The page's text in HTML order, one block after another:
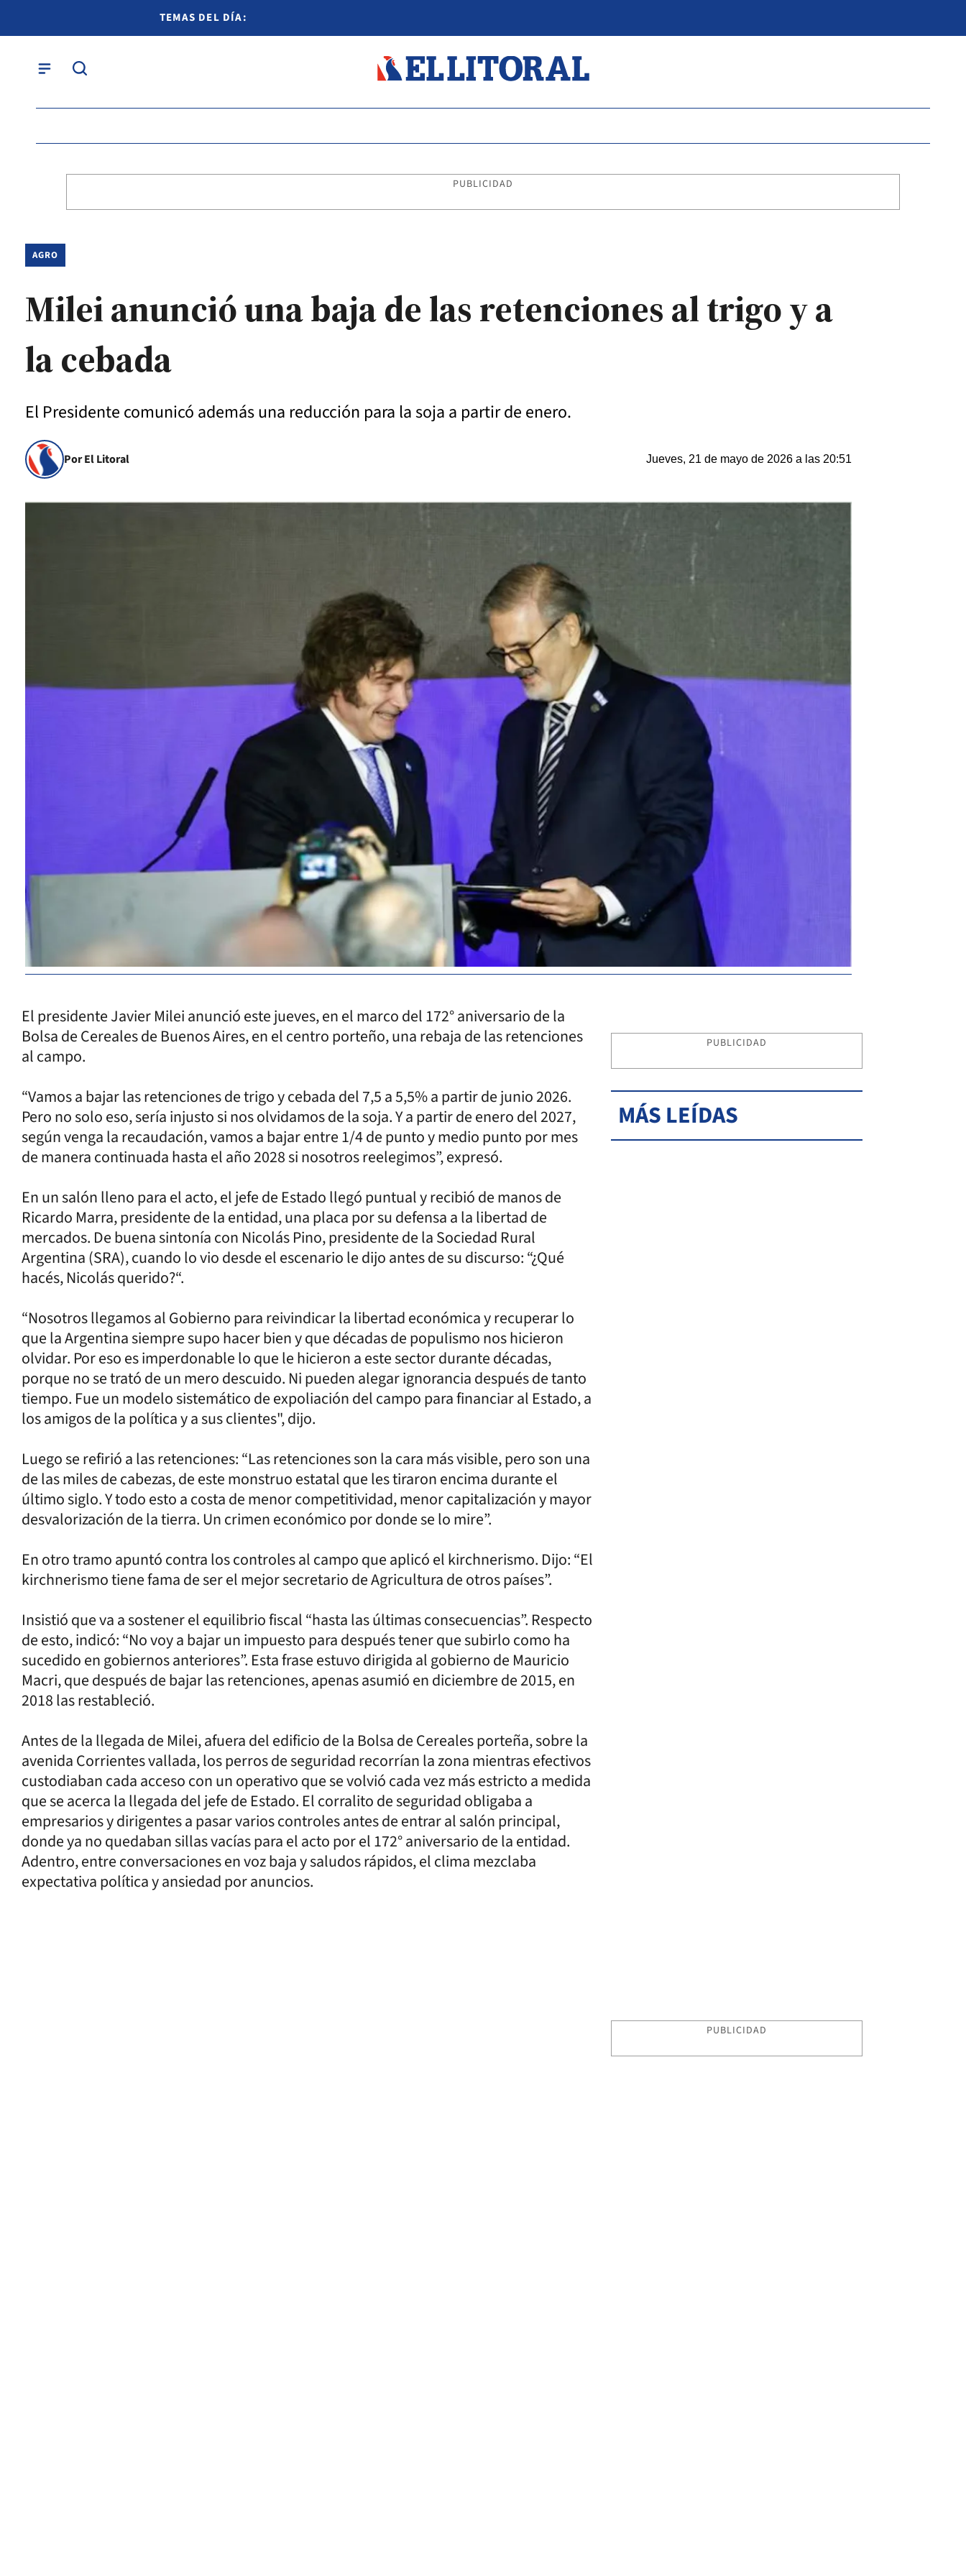
TEMAS DEL DÍA:
PUBLICIDAD
AGRO
Milei anunció una baja de las retenciones al trigo y a
la cebada
El Presidente comunicó además una reducción para la soja a partir de enero.
Por El Litoral Jueves, 21 de mayo de 2026 a las 20:51
El presidente Javier Milei anunció este jueves, en el marco del 172° aniversario de la
Bolsa de Cereales de Buenos Aires, en el centro porteño, una rebaja de las retenciones
al campo.
“Vamos a bajar las retenciones de trigo y cebada del 7,5 a 5,5% a partir de junio 2026.
Pero no solo eso, sería injusto si nos olvidamos de la soja. Y a partir de enero del 2027,
según venga la recaudación, vamos a bajar entre 1/4 de punto y medio punto por mes
de manera continuada hasta el año 2028 si nosotros reelegimos”, expresó.
En un salón lleno para el acto, el jefe de Estado llegó puntual y recibió de manos de
Ricardo Marra, presidente de la entidad, una placa por su defensa a la libertad de
mercados. De buena sintonía con Nicolás Pino, presidente de la Sociedad Rural
Argentina (SRA), cuando lo vio desde el escenario le dijo antes de su discurso: “¿Qué
hacés, Nicolás querido?“.
“Nosotros llegamos al Gobierno para reivindicar la libertad económica y recuperar lo
que la Argentina siempre supo hacer bien y que décadas de populismo nos hicieron
olvidar. Por eso es imperdonable lo que le hicieron a este sector durante décadas,
porque no se trató de un mero descuido. Ni pueden alegar ignorancia después de tanto
tiempo. Fue un modelo sistemático de expoliación del campo para financiar al Estado, a
los amigos de la política y a sus clientes", dijo.
Luego se refirió a las retenciones: “Las retenciones son la cara más visible, pero son una
de las miles de cabezas, de este monstruo estatal que les tiraron encima durante el
último siglo. Y todo esto a costa de menor competitividad, menor capitalización y mayor
desvalorización de la tierra. Un crimen económico por donde se lo mire”.
En otro tramo apuntó contra los controles al campo que aplicó el kirchnerismo. Dijo: “El
kirchnerismo tiene fama de ser el mejor secretario de Agricultura de otros países”.
Insistió que va a sostener el equilibrio fiscal “hasta las últimas consecuencias”. Respecto
de esto, indicó: “No voy a bajar un impuesto para después tener que subirlo como ha
sucedido en gobiernos anteriores”. Esta frase estuvo dirigida al gobierno de Mauricio
Macri, que después de bajar las retenciones, apenas asumió en diciembre de 2015, en
2018 las restableció.
Antes de la llegada de Milei, afuera del edificio de la Bolsa de Cereales porteña, sobre la
avenida Corrientes vallada, los perros de seguridad recorrían la zona mientras efectivos
custodiaban cada acceso con un operativo que se volvió cada vez más estricto a medida
que se acerca la llegada del jefe de Estado. El corralito de seguridad obligaba a
empresarios y dirigentes a pasar varios controles antes de entrar al salón principal,
donde ya no quedaban sillas vacías para el acto por el 172° aniversario de la entidad.
Adentro, entre conversaciones en voz baja y saludos rápidos, el clima mezclaba
expectativa política y ansiedad por anuncios.
PUBLICIDAD
MÁS LEÍDAS
PUBLICIDAD